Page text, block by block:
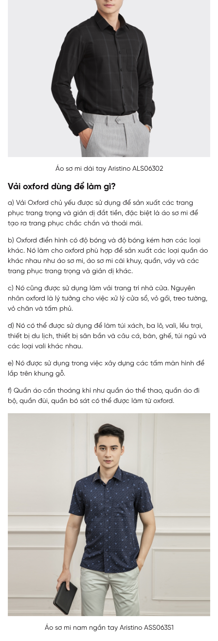
Áo sơ mi dài tay Aristino ALS06302
Vải oxford dùng để làm gì?
a) Vải Oxford chủ yếu được sử dụng để sản xuất các trang
phục trang trọng và giản dị đắt tiền, đặc biệt là áo sơ mi để
tạo ra trang phục chắc chắn và thoải mái.
b) Oxford điển hình có độ bóng và độ bóng kém hơn các loại
khác. Nó làm cho oxford phù hợp để sản xuất các loại quần áo
khác nhau như áo sơ mi, áo sơ mi cài khuy, quần, váy và các
trang phục trang trọng và giản dị khác.
c) Nó cũng được sử dụng làm vải trang trí nhà cửa. Nguyên
nhân oxford là lý tưởng cho việc xử lý cửa sổ, vỏ gối, treo tường,
vỏ chăn và tấm phủ.
d) Nó có thể được sử dụng để làm túi xách, ba lô, vali, lều trại,
thiết bị du lịch, thiết bị săn bắn và câu cá, bàn, ghế, túi ngủ và
các loại vali khác nhau.
e) Nó được sử dụng trong việc xây dựng các tấm màn hình để
lắp trên khung gỗ.
f) Quần áo cần thoáng khí như quần áo thể thao, quần áo đi
bộ, quần đùi, quần bó sát có thể được làm từ oxford.
Áo sơ mi nam ngắn tay Aristino ASS063S1